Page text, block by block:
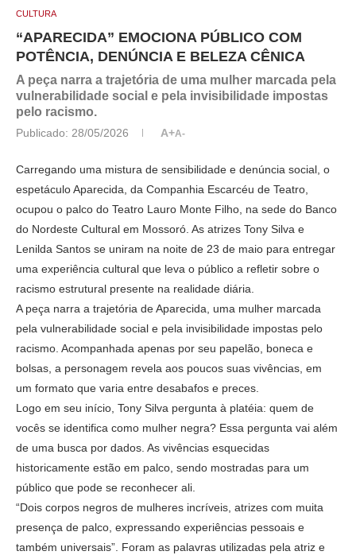
CULTURA
“APARECIDA” EMOCIONA PÚBLICO COM
POTÊNCIA, DENÚNCIA E BELEZA CÊNICA
A peça narra a trajetória de uma mulher marcada pela
vulnerabilidade social e pela invisibilidade impostas
pelo racismo.
Publicado: 28/05/2026 A+A-
Carregando uma mistura de sensibilidade e denúncia social, o
espetáculo Aparecida, da Companhia Escarcéu de Teatro,
ocupou o palco do Teatro Lauro Monte Filho, na sede do Banco
do Nordeste Cultural em Mossoró. As atrizes Tony Silva e
Lenilda Santos se uniram na noite de 23 de maio para entregar
uma experiência cultural que leva o público a refletir sobre o
racismo estrutural presente na realidade diária.
A peça narra a trajetória de Aparecida, uma mulher marcada
pela vulnerabilidade social e pela invisibilidade impostas pelo
racismo. Acompanhada apenas por seu papelão, boneca e
bolsas, a personagem revela aos poucos suas vivências, em
um formato que varia entre desabafos e preces.
Logo em seu início, Tony Silva pergunta à platéia: quem de
vocês se identifica como mulher negra? Essa pergunta vai além
de uma busca por dados. As vivências esquecidas
historicamente estão em palco, sendo mostradas para um
público que pode se reconhecer ali.
“Dois corpos negros de mulheres incríveis, atrizes com muita
presença de palco, expressando experiências pessoais e
também universais”. Foram as palavras utilizadas pela atriz e